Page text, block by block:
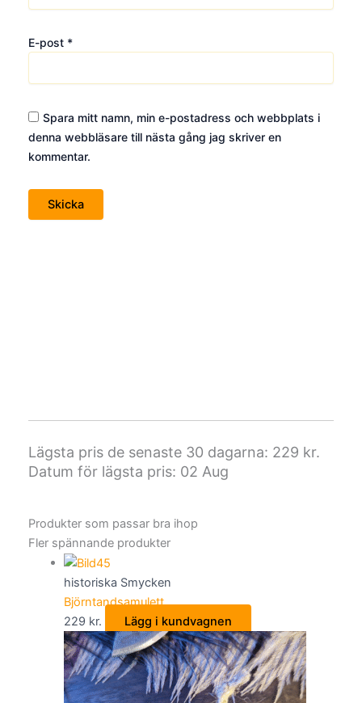
E-post *
Spara mitt namn, min e-postadress och webbplats i
denna webbläsare till nästa gång jag skriver en
kommentar.
Lägsta pris de senaste 30 dagarna: 229 kr.
Datum för lägsta pris: 02 Aug
Produkter som passar bra ihop
Fler spännande produkter
historiska Smycken
Björntandsamulett
229 kr. Lägg i kundvagnen